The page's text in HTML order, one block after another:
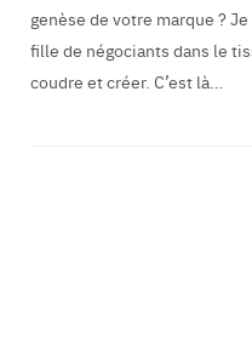
genèse de votre marque ?
fille de négociants dans le
coudre et créer. C’est là…